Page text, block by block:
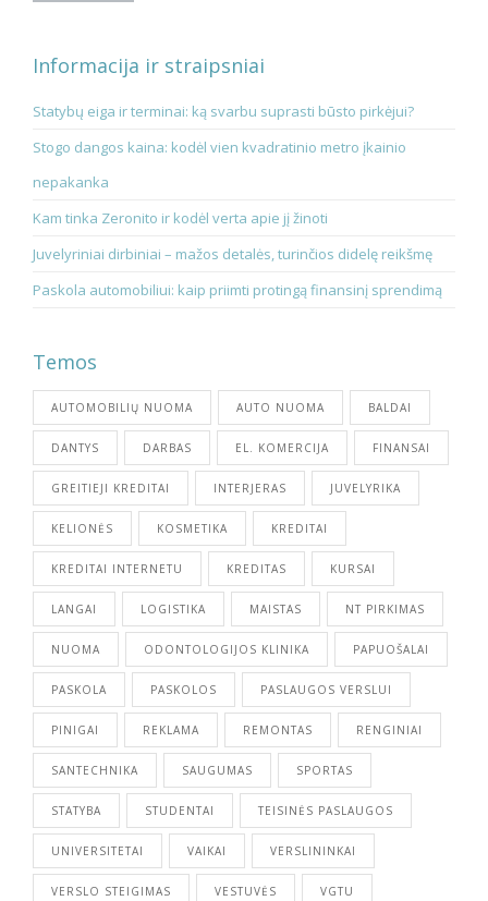
Informacija ir straipsniai
Statybų eiga ir terminai: ką svarbu suprasti būsto pirkėjui?
Stogo dangos kaina: kodėl vien kvadratinio metro įkainio
nepakanka
Kam tinka Zeronito ir kodėl verta apie jį žinoti
Juvelyriniai dirbiniai – mažos detalės, turinčios didelę reikšmę
Paskola automobiliui: kaip priimti protingą finansinį sprendimą
Temos
AUTOMOBILIŲ NUOMA AUTO NUOMA BALDAI
DANTYS DARBAS EL. KOMERCIJA FINANSAI
GREITIEJI KREDITAI INTERJERAS JUVELYRIKA
KELIONĖS KOSMETIKA KREDITAI
KREDITAI INTERNETU KREDITAS KURSAI
LANGAI LOGISTIKA MAISTAS NT PIRKIMAS
NUOMA ODONTOLOGIJOS KLINIKA PAPUOŠALAI
PASKOLA PASKOLOS PASLAUGOS VERSLUI
PINIGAI REKLAMA REMONTAS RENGINIAI
SANTECHNIKA SAUGUMAS SPORTAS
STATYBA STUDENTAI TEISINĖS PASLAUGOS
UNIVERSITETAI VAIKAI VERSLININKAI
VERSLO STEIGIMAS VESTUVĖS VGTU